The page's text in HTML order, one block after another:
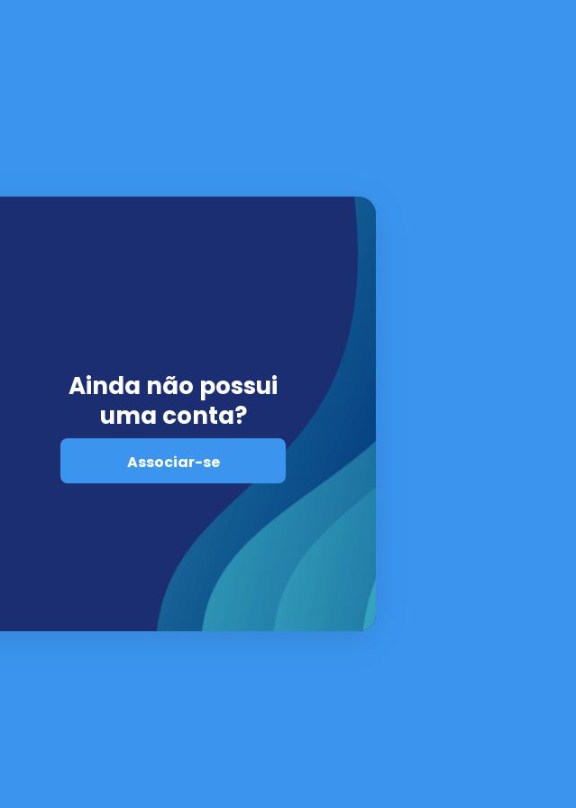
Ainda não possui
uma conta?
Associar-se